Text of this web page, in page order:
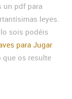
un pdf para
leyes.
sois podéis
para Jugar
que os resulte